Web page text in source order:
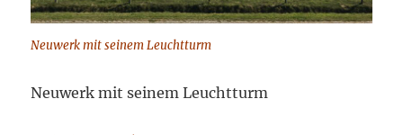
Neuwerk mit seinem Leuchtturm
Neuwerk mit seinem Leuchtturm